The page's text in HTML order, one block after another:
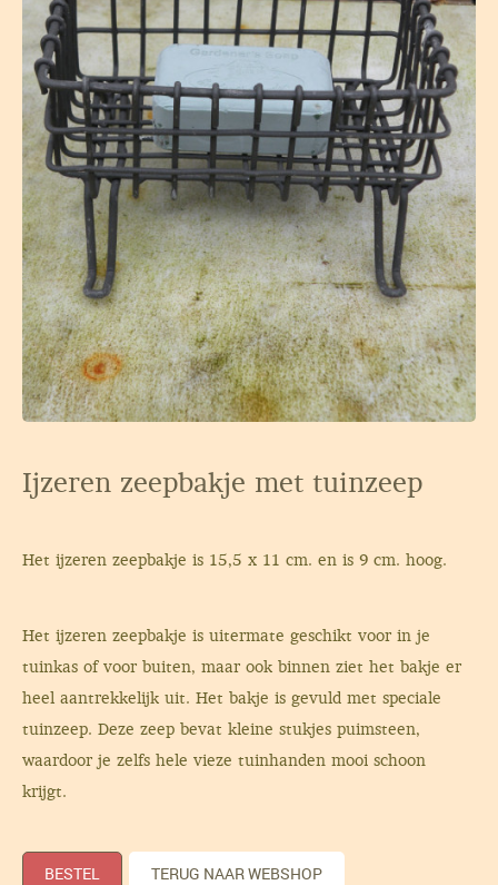
Ijzeren zeepbakje met tuinzeep
Het ijzeren zeepbakje is 15,5 x 11 cm. en is 9 cm. hoog.
Het ijzeren zeepbakje is uitermate geschikt voor in je
tuinkas of voor buiten, maar ook binnen ziet het bakje er
heel aantrekkelijk uit. Het bakje is gevuld met speciale
tuinzeep. Deze zeep bevat kleine stukjes puimsteen,
waardoor je zelfs hele vieze tuinhanden mooi schoon
krijgt.
BESTEL TERUG NAAR WEBSHOP